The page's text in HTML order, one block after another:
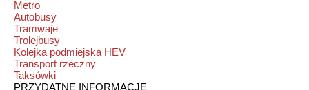
Metro
Autobusy
Tramwaje
Trolejbusy
Kolejka podmiejska HEV
Transport rzeczny
Taksówki
PRZYDATNE INFORMACJE